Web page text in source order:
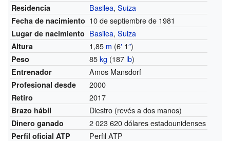
Residencia Basilea,Suiza
Fecha de nacimiento 10 de septiembre de 1981
Lugar de nacimiento Basilea,Suiza
Altura 1,85 m (6′ 1″)
Peso 85kg (187 lb)
Entrenador Amos Mansdorf
Profesional desde 2000
Retiro 2017
Brazo hábil Diestro (revés a dos manos)
Dinero ganado 2 023 620 dólares estadounidenses
Perfil oficial ATP Perfil ATP